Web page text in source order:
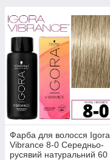
Фарба для волосся Igora
Vibrance 8-0 Середньо-
русявий натуральний 60